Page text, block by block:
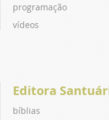
programação
vídeos
Editora
bíblias